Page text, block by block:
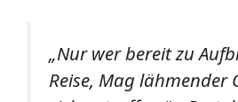
„Nur wer bereit zu
Reise, Mag lähmender